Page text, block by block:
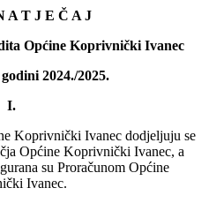
A T J E Č A J
Općine Koprivnički Ivanec
2024./2025.
I.
Ivanec dodjeljuju se
Općine Koprivnički Ivanec, a
su Proračunom Općine
Ivanec.